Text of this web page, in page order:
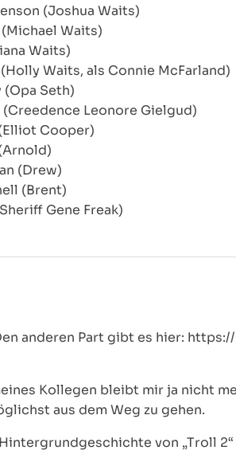
(Joshua Waits)
Waits)
Waits)
Waits, als Connie McFarland)
Seth)
(Creedence Leonore Gielgud)
Cooper)
(Drew)
(Brent)
Gene Freak)
anderen Part gibt es hier:
Kollegen bleibt mir ja nicht
aus dem Weg zu gehen.
von „Troll 2“